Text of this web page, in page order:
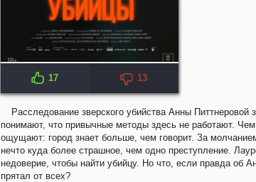
IMDB: 8.3 KP: 6.1
17 13
Расследование зверского убийства Анны
понимают, что привычные методы здесь не работают.
ощущают: город знает больше, чем говорит. За
нечто куда более страшное, чем одно преступление.
недоверие, чтобы найти убийцу. Но что, если правда об
прятал от всех?